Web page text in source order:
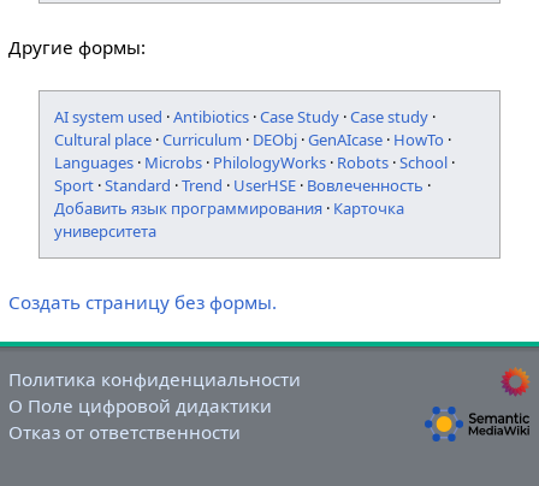
Другие формы:
AI system used ·Antibiotics ·Case Study ·Case study ·
Cultural place ·Curriculum · DEObj ·GenAIcase · HowTo ·
Languages · Microbs · PhilologyWorks · Robots ·School ·
Sport ·Standard ·Trend · UserHSE · Вовлеченность ·
Добавить язык программирования · Карточка
университета
Создать страницу без формы.
Политика конфиденциальности
О Поле цифровой дидактики
Отказ от ответственности